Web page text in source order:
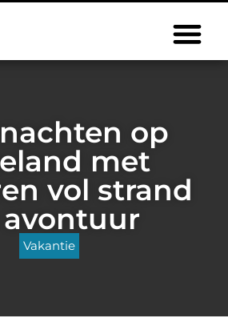
op
met
vol strand
Vakantie